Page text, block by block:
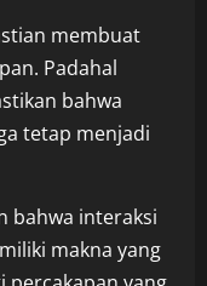
membuat
Padahal
bahwa
tetap menjadi
bahwa interaksi
makna yang